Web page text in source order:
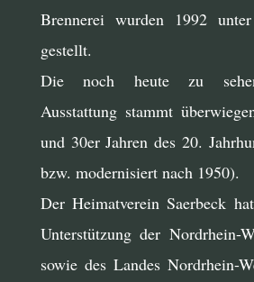
Brennerei wurden 1992
gestellt.
Die noch heute zu
Ausstattung stammt
und 30er Jahren des 20.
bzw. modernisiert nach 1950).
Der Heimatverein Saerbeck
Unterstützung der Nordrhein-
sowie des Landes Nordrhein-